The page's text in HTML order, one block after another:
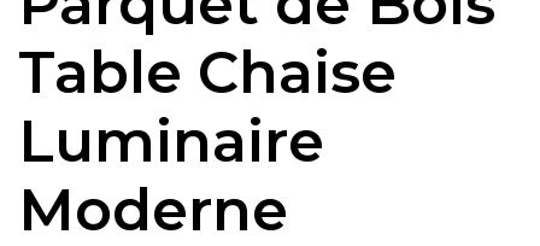
Table Chaise
Luminaire
Moderne